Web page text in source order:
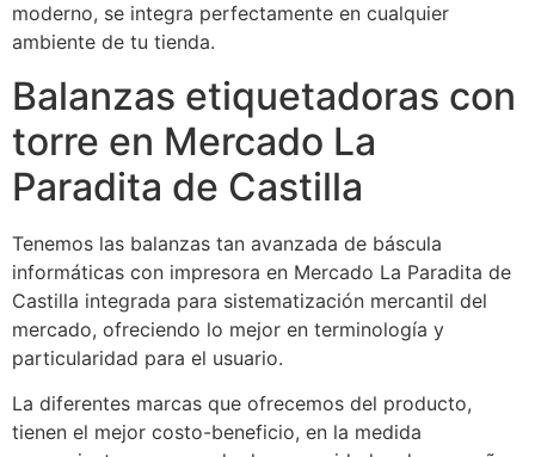
moderno, se integra perfectamente en cualquier
ambiente de tu tienda.
Balanzas etiquetadoras con
torre en Mercado La
Paradita de Castilla
Tenemos las balanzas tan avanzada de báscula
informáticas con impresora en Mercado La Paradita de
Castilla integrada para sistematización mercantil del
mercado, ofreciendo lo mejor en terminología y
particularidad para el usuario.
La diferentes marcas que ofrecemos del producto,
tienen el mejor costo-beneficio, en la medida